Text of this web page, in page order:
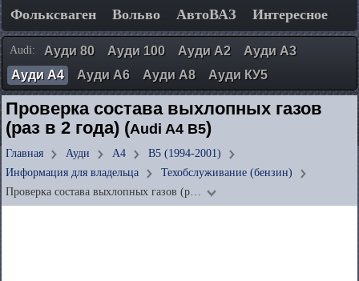
Фольксваген
Вольво АвтоВАЗ Интересное
Audi: Ауди 80 Ауди 100 Ауди А2
Ауди А3
Ауди А4
Ауди А6 Ауди А8 Ауди КУ5
Проверка состава выхлопных газов
(раз в 2 года) (Audi A4 B5)
Главная Ауди А4
B5 (1994-2001)
Информация для владельца
Техобслуживание (бензин)
Проверка состава выхлопных газов (р…